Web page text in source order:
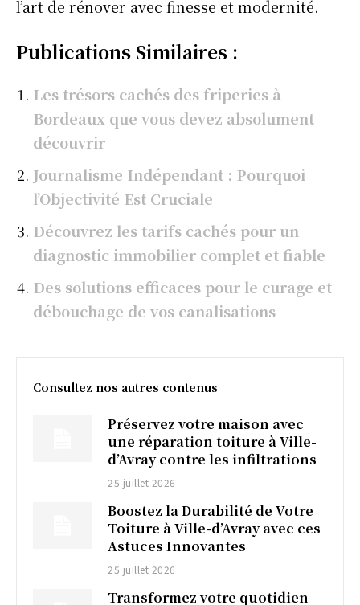
l’art de rénover avec finesse et modernité.
Publications Similaires :
Les trésors cachés des friperies à
Bordeaux que vous devez absolument
découvrir
Journalisme Indépendant : Pourquoi
l’Objectivité Est Cruciale
Découvrez les tarifs cachés pour un
diagnostic immobilier complet et fiable
Des solutions efficaces pour le curage et
débouchage de vos canalisations
Consultez nos autres contenus
Préservez votre maison avec
une réparation toiture à Ville-
d’Avray contre les infiltrations
25 juillet 2026
Boostez la Durabilité de Votre
Toiture à Ville-d’Avray avec ces
Astuces Innovantes
25 juillet 2026
Transformez votre quotidien